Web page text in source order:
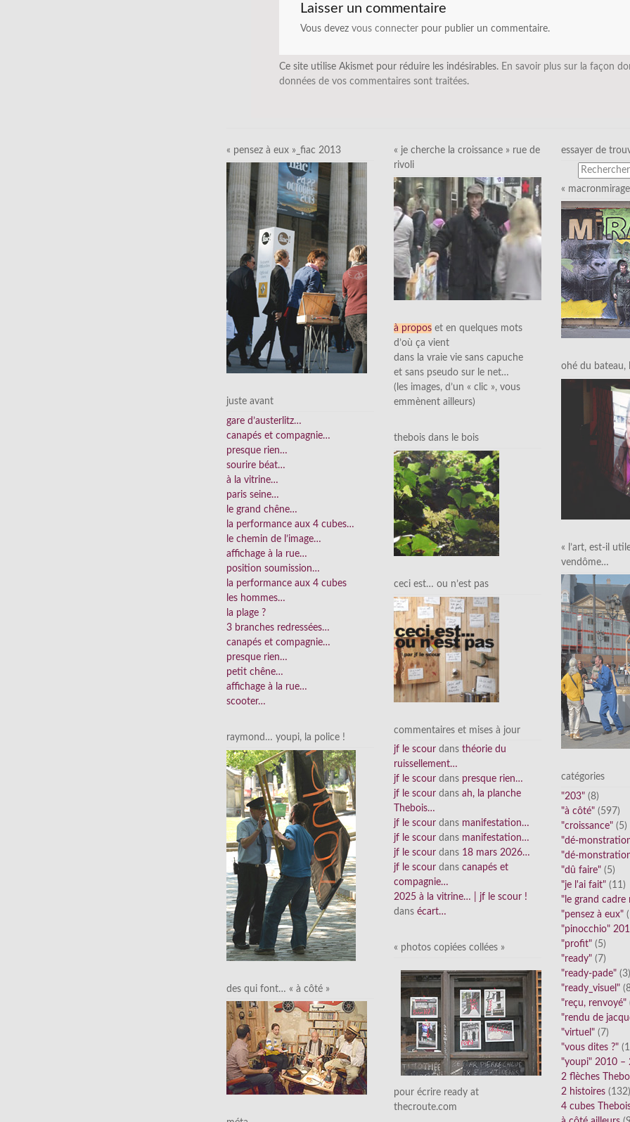
Laisser un commentaire
Vous devez vous connecter pour publier un commentaire.
Ce site utilise Akismet pour réduire les indésirables. En savoir plus sur la façon
données de vos commentaires sont traitées.
« pensez à eux »_fiac 2013
juste avant
gare d’austerlitz…
canapés et compagnie…
presque rien…
sourire béat…
à la vitrine…
paris seine…
le grand chêne…
la performance aux 4 cubes…
le chemin de l’image…
affichage à la rue…
position soumission…
la performance aux 4 cubes
les hommes…
la plage ?
3 branches redressées…
canapés et compagnie…
presque rien…
petit chêne…
affichage à la rue…
scooter…
raymond… youpi, la police !
des qui font… « à côté »
« je cherche la croissance » rue de
rivoli
à propos et en quelques mots
d’où ça vient
dans la vraie vie sans capuche
et sans pseudo sur le net…
(les images, d’un « clic », vous
emmènent ailleurs)
thebois dans le bois
ceci est… ou n’est pas
commentaires et mises à jour
jf le scour dans théorie du
ruissellement…
jf le scour dans presque rien…
jf le scour dans ah, la planche
Thebois…
jf le scour dans manifestation…
jf le scour dans manifestation…
jf le scour dans 18 mars 2026…
jf le scour dans canapés et
compagnie…
2025 à la vitrine… | jf le scour !
dans écart…
« photos copiées collées »
pour écrire ready at
thecroute.com
essayer de
«
ohé du bateau,
« l’art, est-il
vendôme…
catégories
"203" (8)
"à côté" (597)
"croissance" (5)
"dé-
"dé-
"dû faire" (5)
"je l'ai fait" (11)
"le grand cadre
"pensez à eux"
"pinocchio"
"profit" (5)
"ready" (7)
"ready-pade" (3)
"ready_visuel"
"reçu, renvoyé"
"rendu de
"virtuel" (7)
"vous dites ?"
"youpi" 2010 –
2 flèches
2 histoires (132)
4 cubes